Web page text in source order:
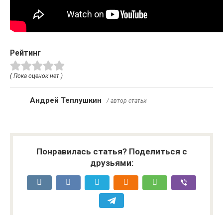
Рейтинг
( Пока оценок нет )
Андрей Теплушкин / автор статьи
Понравилась статья? Поделиться с
друзьями: